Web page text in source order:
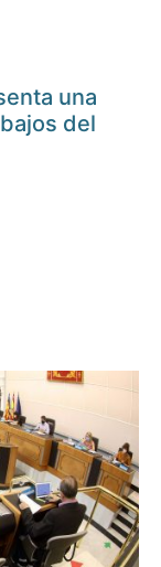
una
del